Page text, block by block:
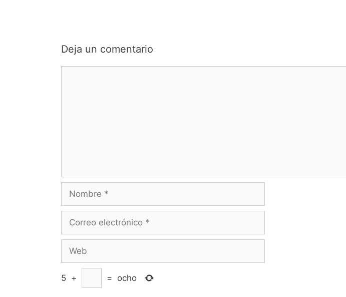
Deja un comentario
Nombre
Correo
Web
5 + = ocho